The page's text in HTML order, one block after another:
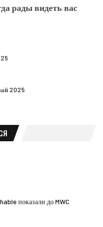
рады видеть вас
2025
показали до MWC